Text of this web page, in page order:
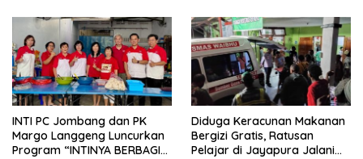
INTI PC Jombang dan PK
Margo Langgeng Luncurkan
Program “INTINYA BERBAGI”,
Diduga Keracunan Makanan
Bergizi Gratis, Ratusan
Pelajar di Jayapura Jalani